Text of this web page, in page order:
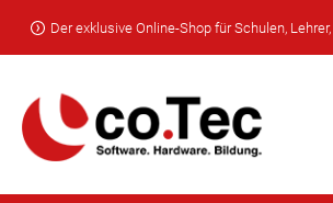
Der exklusive Online-Shop für Schulen,